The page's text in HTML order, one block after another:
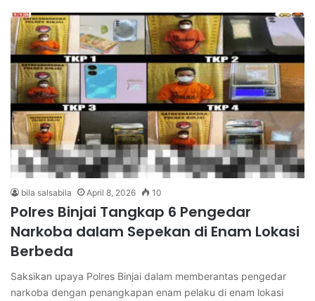
bila salsabila April 8, 2026 10
Polres Binjai Tangkap 6 Pengedar
Narkoba dalam Sepekan di Enam Lokasi
Berbeda
Saksikan upaya Polres Binjai dalam memberantas pengedar
narkoba dengan penangkapan enam pelaku di enam lokasi